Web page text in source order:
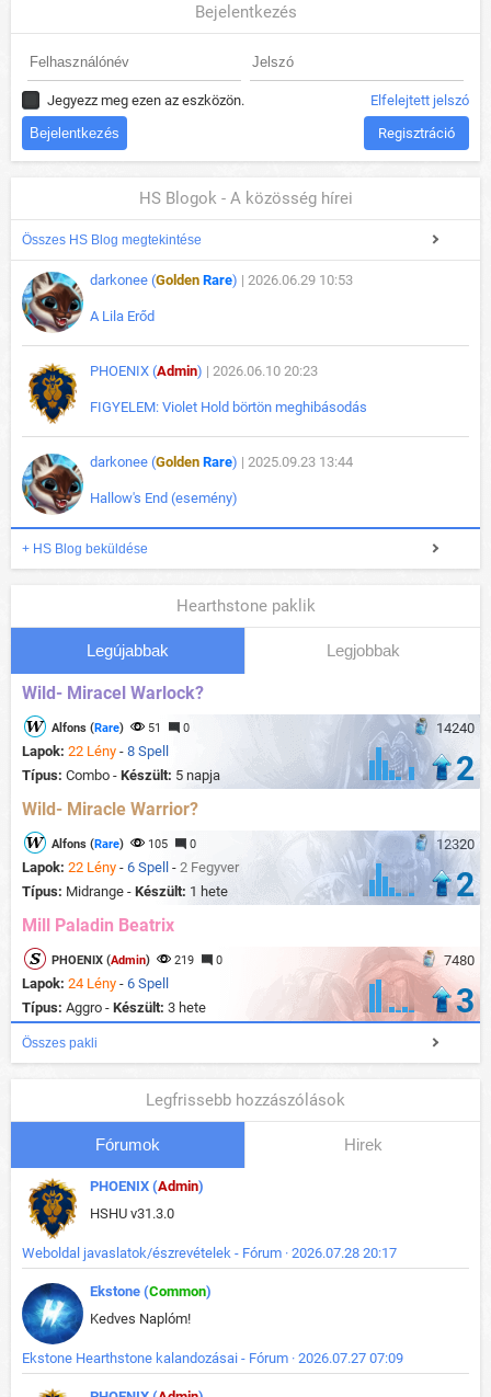
Bejelentkezés
Jegyezz meg ezen az eszközön. Elfelejtett jelszó
Regisztráció
HS Blogok - A közösség hírei
Összes HS Blog megtekintése
darkonee (Golden Rare) | 2026.06.29 10:53
A Lila Erőd
PHOENIX (Admin) | 2026.06.10 20:23
FIGYELEM: Violet Hold börtön meghibásodás
darkonee (Golden Rare) | 2025.09.23 13:44
Hallow's End (esemény)
+ HS Blog beküldése
Hearthstone paklik
Legújabbak Legjobbak
Wild- Miracel Warlock?
14240
Alfons (Rare) 51 0
Lapok: 22 Lény - 8 Spell
Típus: Combo - Készült: 5 napja 2
Wild- Miracle Warrior?
12320
Alfons (Rare) 105 0
Lapok: 22 Lény - 6 Spell - 2 Fegyver
Típus: Midrange - Készült: 1 hete 2
Mill Paladin Beatrix
7480
PHOENIX (Admin) 219 0
Lapok: 24 Lény - 6 Spell
Típus: Aggro - Készült: 3 hete 3
Összes pakli
Legfrissebb hozzászólások
Fórumok Hirek
PHOENIX (Admin)
HSHU v31.3.0
Weboldal javaslatok/észrevételek - Fórum · 2026.07.28 20:17
Ekstone (Common)
Kedves Naplóm!
Ekstone Hearthstone kalandozásai - Fórum · 2026.07.27 07:09